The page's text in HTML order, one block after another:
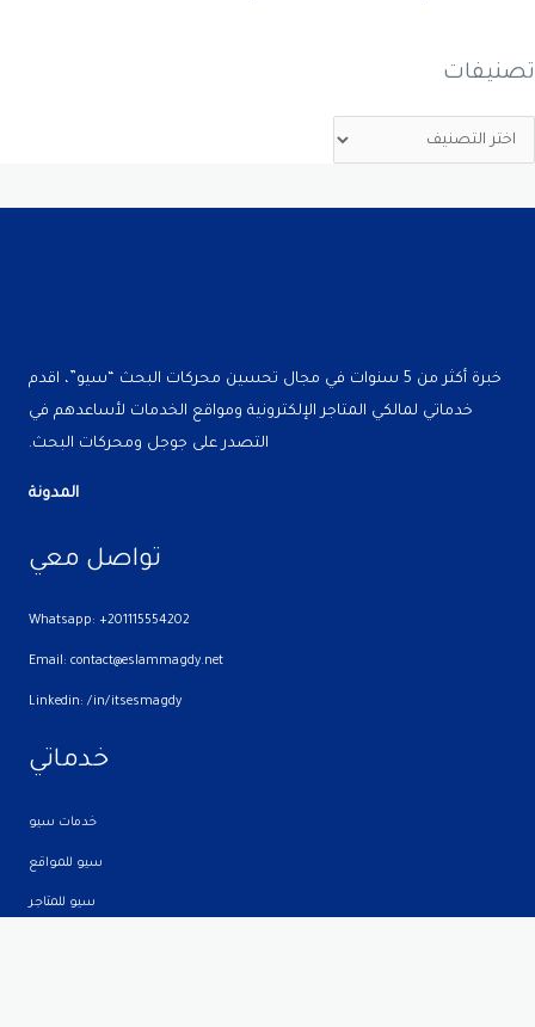
تصنيفات
ص
خبرة أكثر من 5 سنوات في مجال تحسين محركات البحث “سيو”، اقدم
خدماتي لمالكي المتاجر الإلكترونية ومواقع الخدمات لأساعدهم في
التصدر على جوجل ومحركات البحث.
المدونة
تواصل معي
Whatsapp: +201115554202
Email: contact@eslammagdy.net
Linkedin: /in/itsesmagdy
خدماتي
خدمات سيو
سيو للمواقع
سيو للمتاجر